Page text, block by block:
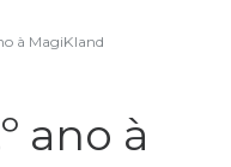
à MagiKland
ano à